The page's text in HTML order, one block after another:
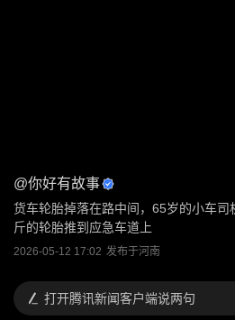
@你好有故事
货车轮胎掉落在路中间，65岁的小车司
斤的轮胎推到应急车道上
2026-05-12 17:02 发布于河南
打开腾讯新闻客户端说两句